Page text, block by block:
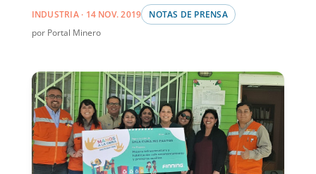
INDUSTRIA · 14 NOV. 2019 NOTAS DE PRENSA
por Portal Minero